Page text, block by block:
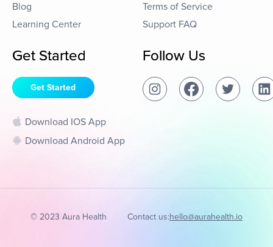
Blog
Learning Center
Terms of Service
Support FAQ
Get Started
Get Started
Download IOS App
Download Android App
Follow Us
© 2023 Aura Health Contact us:hello@aurahealth.io